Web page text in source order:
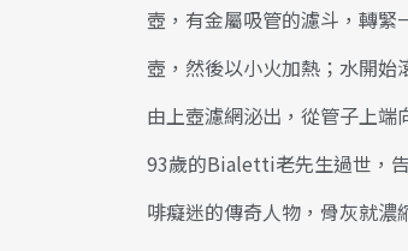
壺，有金屬吸管的濾斗，轉
壺，然後以小火加熱；水開始
由上壺濾網泌出，從管子上
93歲的Bialetti老先生過世，
啡癡迷的傳奇人物，骨灰就濃